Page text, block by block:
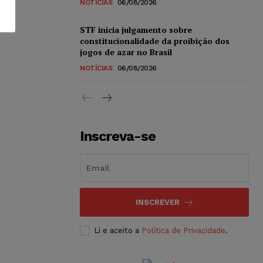
NOTÍCIAS 06/08/2026
STF inicia julgamento sobre
constitucionalidade da proibição dos
jogos de azar no Brasil
NOTÍCIAS 06/08/2026
Inscreva-se
INSCREVER
Li e aceito a Política de Privacidade.